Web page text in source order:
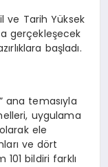
ve Tarih Yüksek
gerçekleşecek
başladı.
ana temasıyla
uygulama
ele
ve dört
bildiri farklı